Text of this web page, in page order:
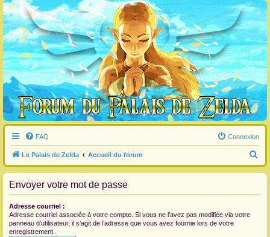
FAQ Connexion
Le Palais de Zelda Accueil du forum
e
Envoyer votre mot de passe
Adresse courriel :
Adresse courriel associée à votre compte. Si vous ne l’avez pas modifiée via votre
panneau d’utilisateur, il s’agit de l’adresse que vous avez fournie lors de votre
enregistrement.